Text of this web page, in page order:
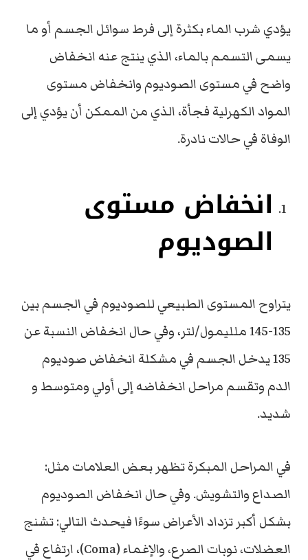
يؤدي شرب الماء بكثرة إلى فرط سوائل الجسم أو ما
يسمى التسمم بالماء، الذي ينتج عنه انخفاض
واضح في مستوى الصوديوم وانخفاض مستوى
المواد الكهرلية فجأة، الذي من الممكن أن يؤدي إلى
الوفاة في حالات نادرة.
انخفاض مستوى
الصوديوم
يتراوح المستوى الطبيعي للصوديوم في الجسم بين
135-145 ملليمول/لتر، وفي حال انخفاض النسبة عن
135 يدخل الجسم في مشكلة انخفاض صوديوم
الدم وتقسم مراحل انخفاضه إلى أولي ومتوسط و
شديد.
في المراحل المبكرة تظهر بعض العلامات مثل:
الصداع والتشويش. وفي حال انخفاض الصوديوم
بشكل أكبر تزداد الأعراض سوءًا فيحدث التالي: تشنج
العضلات، نوبات الصرع، والإغماء (Coma)، ارتفاع في